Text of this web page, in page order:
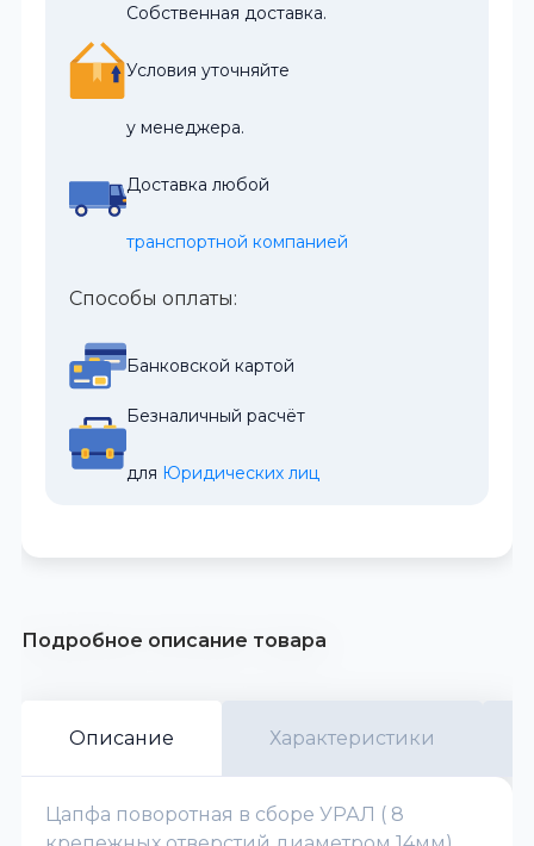
Собственная доставка.
Условия уточняйте
у менеджера.
Доставка любой
транспортной компанией
Способы оплаты:
Банковской картой
Безналичный расчёт
для Юридических лиц
Подробное описание товара
Описание Характеристики
Цапфа поворотная в сборе УРАЛ ( 8